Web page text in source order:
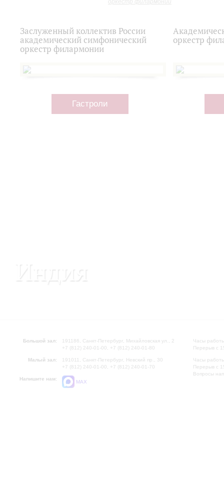
Заслуженный коллектив России
академический симфонический
оркестр филармонии
Гастроли
оркестр
Большой зал:
191186, Санкт-Петербург, Михайловская ул., 2
+7 (812) 240-01-00, +7 (812) 240-01-80
Малый зал:
191011, Санкт-Петербург, Невский пр., 30
+7 (812) 240-01-00, +7 (812) 240-01-70
Напишите нам:
MAX
Часы
Перерыв с
Часы
Перерыв с
Вопросы